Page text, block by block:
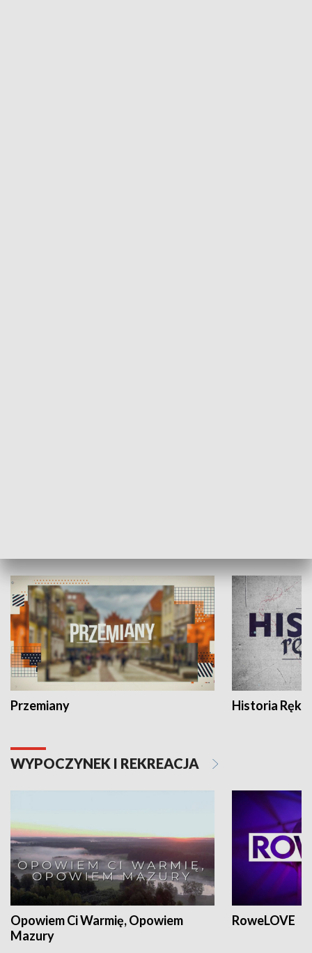
Przemiany Historia Ręką
WYPOCZYNEK I REKREACJA
Opowiem Ci Warmię, Opowiem
Mazury
RoweLOVE